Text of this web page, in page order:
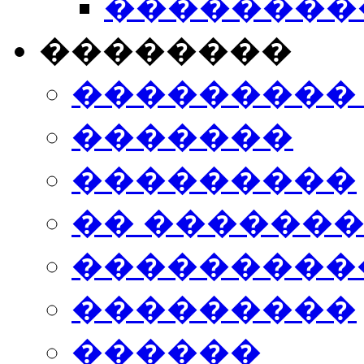
��������
���������
�������
���������
��
���������
������